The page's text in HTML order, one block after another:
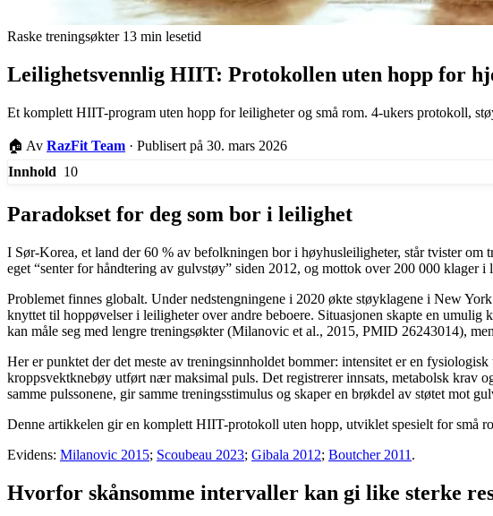
Raske treningsøkter 13 min lesetid
Leilighetsvennlig HIIT: Protokollen uten hopp for
Et komplett HIIT-program uten hopp for leiligheter og små rom. 4-ukers protokoll,
🏠 Av RazFit Team · Publisert på 30. mars 2026
Innhold 10
Paradokset for deg som bor i leilighet
I Sør-Korea, et land der 60 % av befolkningen bor i høyhusleiligheter, står tvister
eget “senter for håndtering av gulvstøy” siden 2012, og mottok over 200 000 klager
Problemet finnes globalt. Under nedstengningene i 2020 økte støyklagene i New
knyttet til hoppøvelser i leiligheter over andre beboere. Situasjonen skapte en
kan måle seg med lengre treningsøkter (Milanovic et al., 2015, PMID 26243014),
Her er punktet der det meste av treningsinnholdet bommer: intensitet er en
kroppsvektknebøy utført nær maksimal puls. Det registrerer innsats, metabolsk krav
samme pulssonene, gir samme treningsstimulus og skaper en brøkdel av støtet mot
Denne artikkelen gir en komplett HIIT-protokoll uten hopp, utviklet spesielt for små
Evidens: Milanovic 2015; Scoubeau 2023; Gibala 2012; Boutcher 2011 .
Hvorfor skånsomme intervaller kan gi like sterke